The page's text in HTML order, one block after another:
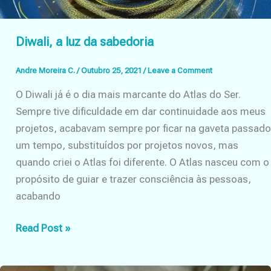
Diwali, a luz da sabedoria
Andre Moreira C./Outubro 25, 2021/ Leave a Comment
O Diwali já é o dia mais marcante do Atlas do Ser.
Sempre tive dificuldade em dar continuidade aos meus
projetos, acabavam sempre por ficar na gaveta passado
um tempo, substituídos por projetos novos, mas
quando criei o Atlas foi diferente. O Atlas nasceu com o
propósito de guiar e trazer consciência às pessoas,
acabando
Diwali,
Read Post »